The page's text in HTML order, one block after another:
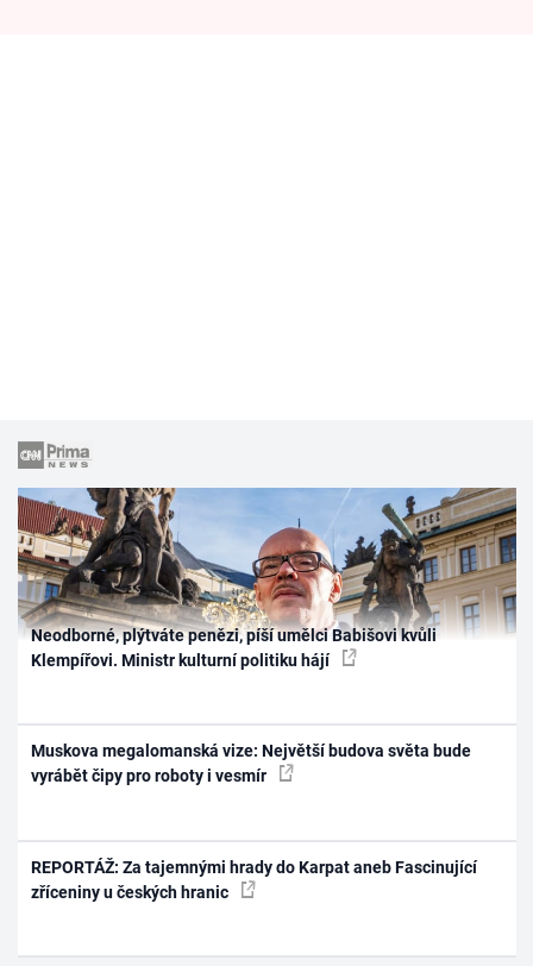
Neodborné, plýtváte penězi, píší umělci Babišovi kvůli
Klempířovi. Ministr kulturní politiku hájí
Muskova megalomanská vize: Největší budova světa bude
vyrábět čipy pro roboty i vesmír
REPORTÁŽ: Za tajemnými hrady do Karpat aneb Fascinující
zříceniny u českých hranic